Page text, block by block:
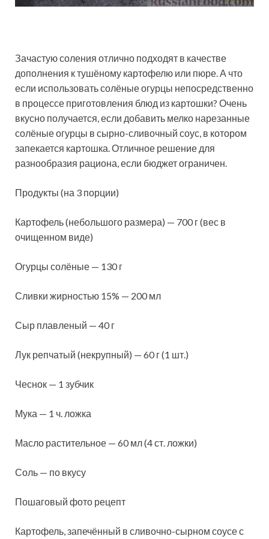
Зачастую соления отлично подходят в качестве
дополнения к тушёному картофелю или пюре. А что
если использовать солёные огурцы непосредственно
в процессе приготовления блюд из картошки? Очень
вкусно получается, если добавить мелко нарезанные
солёные огурцы в сырно-сливочный соус, в котором
запекается картошка. Отличное решение для
разнообразия рациона, если бюджет ограничен.
Продукты (на 3 порции)
Картофель (небольшого размера) — 700 г (вес в
очищенном виде)
Огурцы солёные — 130 г
Сливки жирностью 15% — 200 мл
Сыр плавленый — 40 г
Лук репчатый (некрупный) — 60 г (1 шт.)
Чеснок — 1 зубчик
Мука — 1 ч. ложка
Масло растительное — 60 мл (4 ст. ложки)
Соль — по вкусу
Пошаговый фото рецепт
Картофель, запечённый в сливочно-сырном соусе с